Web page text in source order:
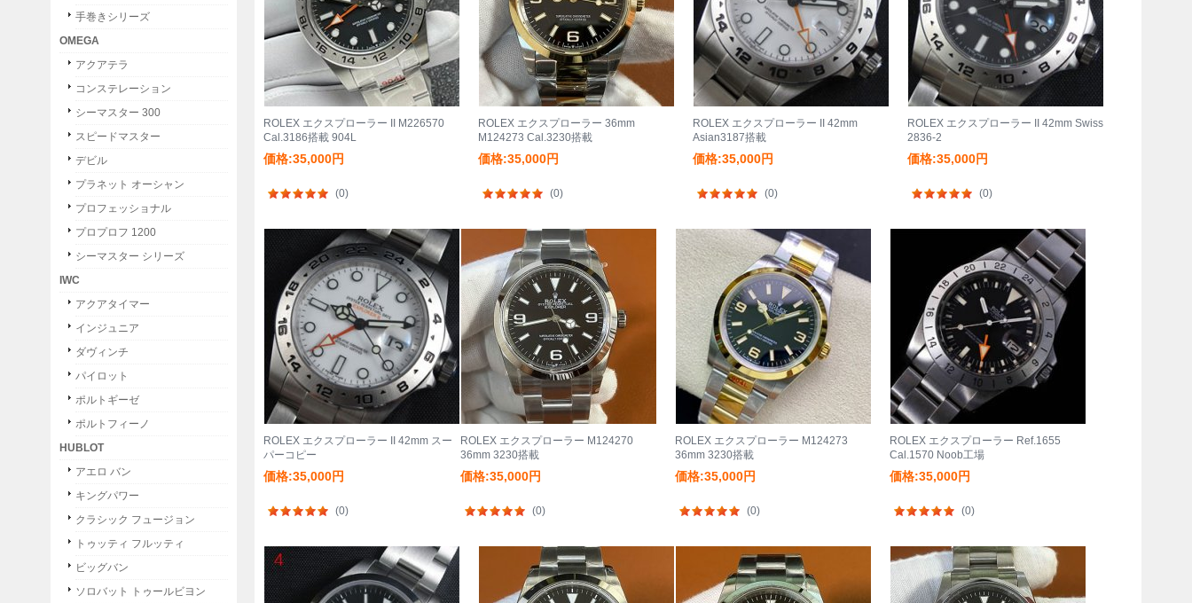
手巻きシリーズ
OMEGA
アクアテラ
コンステレーション
シーマスター 300
スピードマスター
デビル
プラネット オーシャン
プロフェッショナル
プロプロフ 1200
シーマスター シリーズ
IWC
アクアタイマー
インジュニア
ダヴィンチ
パイロット
ポルトギーゼ
ポルトフィーノ
HUBLOT
アエロ バン
キングパワー
クラシック フュージョン
トゥッティ フルッティ
ビッグバン
ソロバット トゥールビヨン
ROLEX エクスプローラー II M226570
Cal.3186搭載 904L
価格:35,000円
(0)
ROLEX エクスプローラー 36mm
M124273 Cal.3230搭載
価格:35,000円
(0)
ROLEX エクスプローラー II 42mm
Asian3187搭載
価格:35,000円
(0)
ROLEX エクスプローラー II 42mm Swiss
2836-2
価格:35,000円
(0)
ROLEX エクスプローラー II 42mm スー
パーコピー
価格:35,000円
(0)
ROLEX エクスプローラー M124270
36mm 3230搭載
価格:35,000円
(0)
ROLEX エクスプローラー M124273
36mm 3230搭載
価格:35,000円
(0)
ROLEX エクスプローラー Ref.1655
Cal.1570 Noob工場
価格:35,000円
(0)